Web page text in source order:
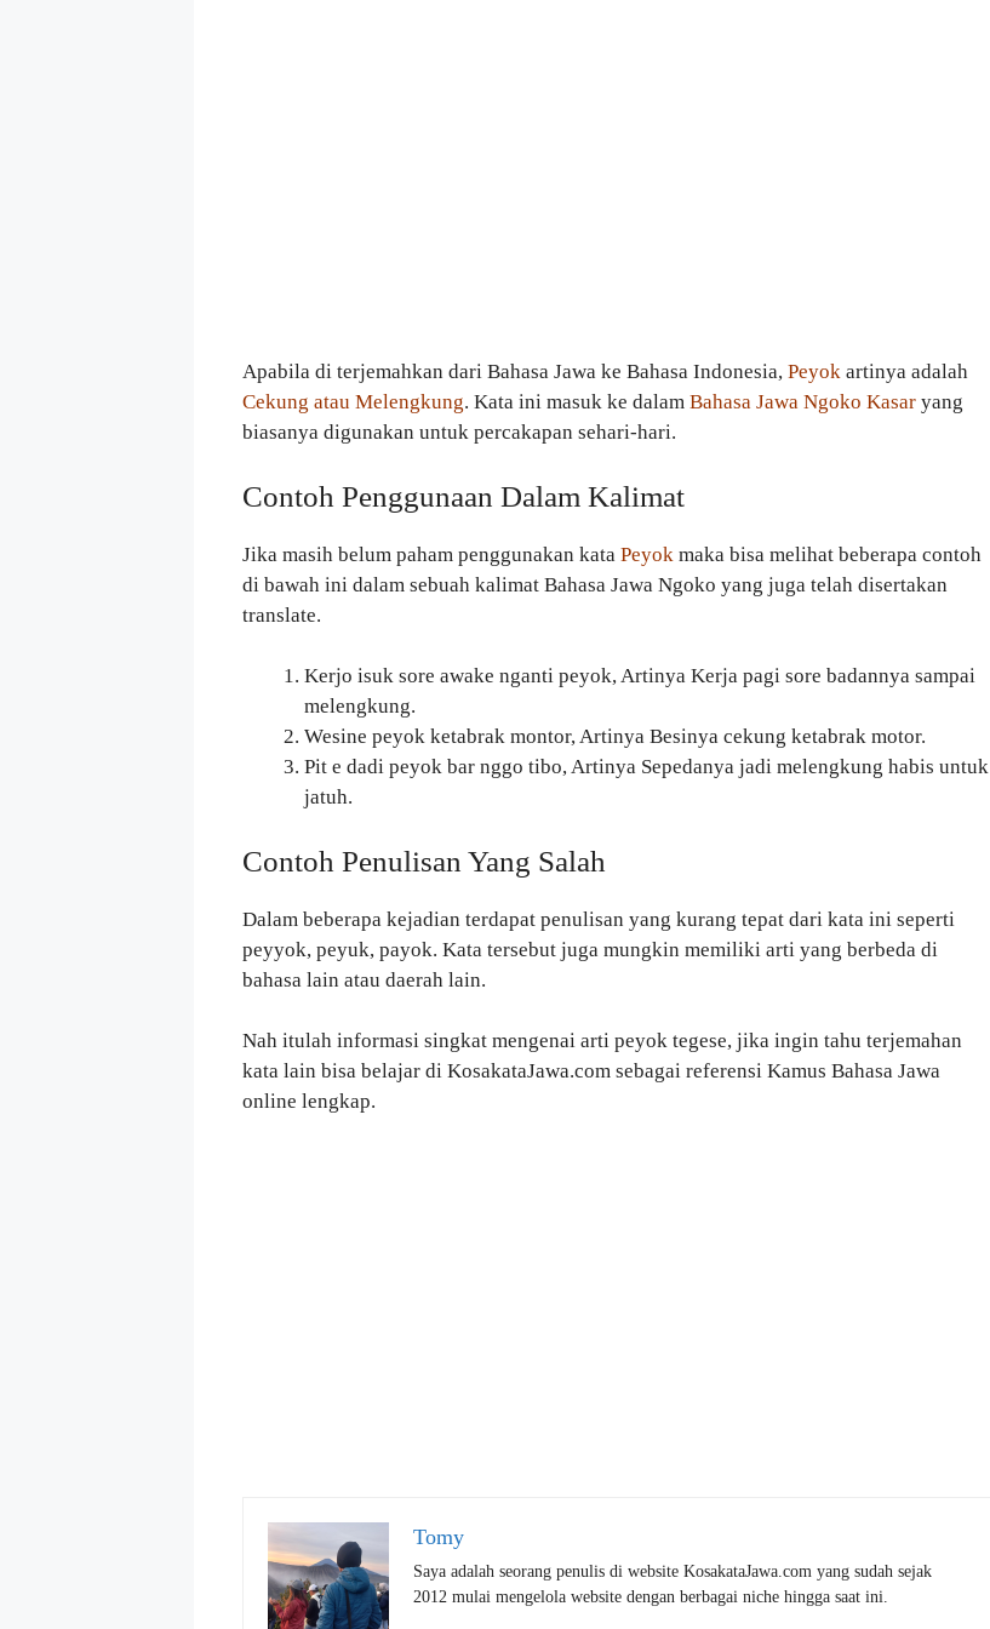
Apabila di terjemahkan dari Bahasa Jawa ke Bahasa Indonesia, Peyok artinya adalah
Cekung atau Melengkung. Kata ini masuk ke dalam Bahasa Jawa Ngoko Kasar yang
biasanya digunakan untuk percakapan sehari-hari.
Contoh Penggunaan Dalam Kalimat
Jika masih belum paham penggunakan kata Peyok maka bisa melihat beberapa contoh
di bawah ini dalam sebuah kalimat Bahasa Jawa Ngoko yang juga telah disertakan
translate.
Kerjo isuk sore awake nganti peyok, Artinya Kerja pagi sore badannya sampai
melengkung.
Wesine peyok ketabrak montor, Artinya Besinya cekung ketabrak motor.
Pit e dadi peyok bar nggo tibo, Artinya Sepedanya jadi melengkung habis untuk
jatuh.
Contoh Penulisan Yang Salah
Dalam beberapa kejadian terdapat penulisan yang kurang tepat dari kata ini seperti
peyyok, peyuk, payok. Kata tersebut juga mungkin memiliki arti yang berbeda di
bahasa lain atau daerah lain.
Nah itulah informasi singkat mengenai arti peyok tegese, jika ingin tahu terjemahan
kata lain bisa belajar di KosakataJawa.com sebagai referensi Kamus Bahasa Jawa
online lengkap.
Tomy
Saya adalah seorang penulis di website KosakataJawa.com yang sudah sejak
2012 mulai mengelola website dengan berbagai niche hingga saat ini.